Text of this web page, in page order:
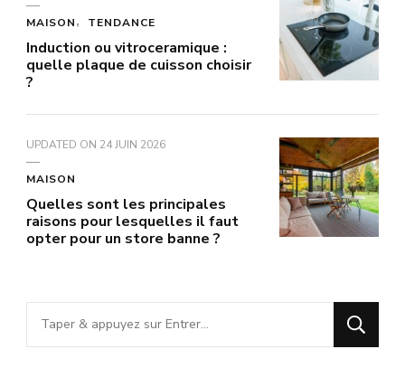
MAISON TENDANCE
Induction ou vitroceramique :
quelle plaque de cuisson choisir
?
UPDATED ON 24 JUIN 2026
MAISON
Quelles sont les principales
raisons pour lesquelles il faut
opter pour un store banne ?
Vous
recherchiez